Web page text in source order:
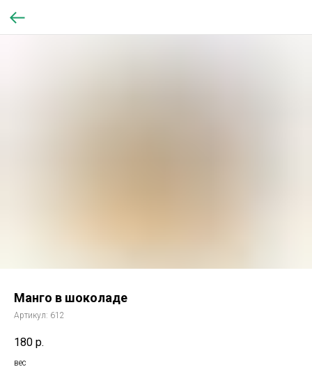
Манго в шоколаде
Артикул: 612
180 р.
вес